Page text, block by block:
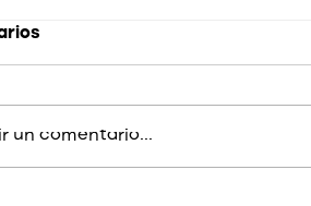
un comentario...